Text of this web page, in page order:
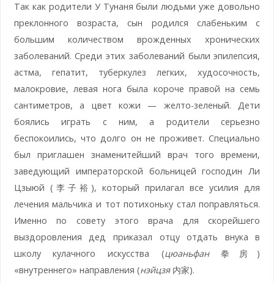
Так как родители У Тунаня были людьми уже довольно
преклонного возраста, сын родился слабеньким с
большим количеством врожденных хронических
заболеваний. Среди этих заболеваний были эпилепсия,
астма, гепатит, туберкулез легких, худосочность,
малокровие, левая нога была короче правой на семь
сантиметров, а цвет кожи — желто-зеленый. Дети
боялись играть с ним, а родители серьезно
беспокоились, что долго он не проживет. Специально
был приглашен знаменитейший врач того времени,
заведующий императорской больницей господин Ли
Цзыюй (李子裕), который прилагал все усилия для
лечения мальчика и тот потихоньку стал поправляться.
Именно по совету этого врача для скорейшего
выздоровления дед приказал отцу отдать внука в
школу кулачного искусства (цюаньфан拳房)
«внутреннего» направления (нэйцзя内家).